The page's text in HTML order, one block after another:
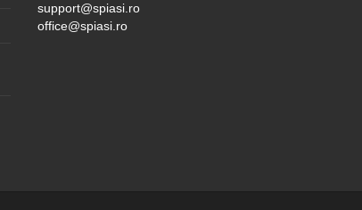
support@spiasi.ro
office@spiasi.ro